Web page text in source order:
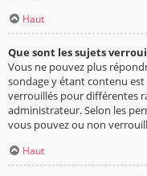
Haut
Que sont les sujets
Vous ne pouvez plus
sondage y étant contenu
verrouillés pour différentes
administrateur. Selon les
vous pouvez ou non
Haut